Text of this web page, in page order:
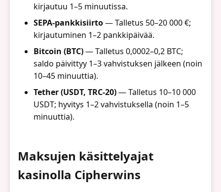
kirjautuu 1–5 minuutissa.
SEPA-pankkisiirto— Talletus 50–20 000 €;
kirjautuminen 1–2 pankkipäivää.
Bitcoin (BTC)— Talletus 0,0002–0,2 BTC;
saldo päivittyy 1–3 vahvistuksen jälkeen (noin
10–45 minuuttia).
Tether (USDT, TRC-20)— Talletus 10–10 000
USDT; hyvitys 1–2 vahvistuksella (noin 1–5
minuuttia).
Maksujen käsittelyajat
kasinolla Cipherwins